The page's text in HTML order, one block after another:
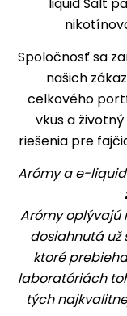
Spoločnosť sa
našich
celkového
vkus a
riešenia pre
Arómy a e-
Arómy oplývajú
dosiahnutá už
ktoré
laboratóriách
tých